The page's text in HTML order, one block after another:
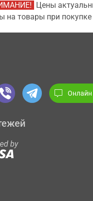
Цены
на товары при покупке
Онлайн